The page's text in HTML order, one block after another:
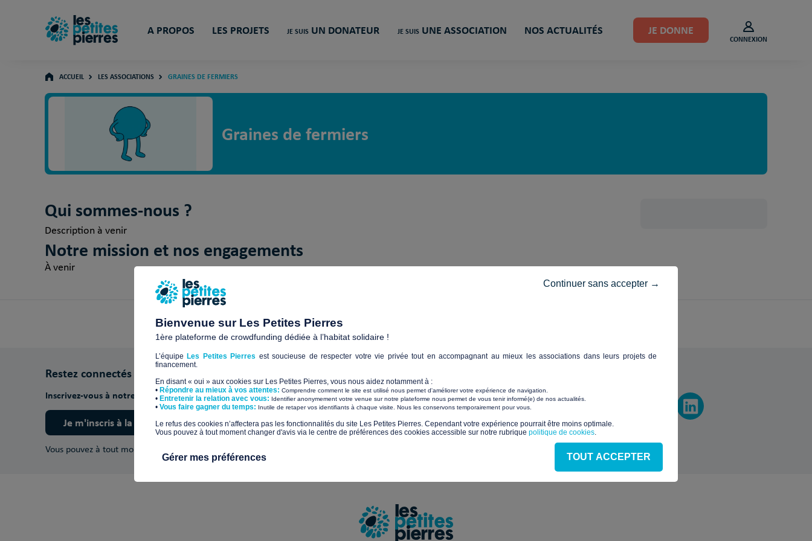
A PROPOS LES PROJETS JE SUIS UN DONATEUR JE SUIS UNE ASSOCIATION NOS ACTUALITÉS JE DONNE
CONNEXION
ACCUEIL LES ASSOCIATIONS GRAINES DE FERMIERS
Graines de fermiers
Qui sommes-nous ?
Description à venir
Notre mission et nos engagements
À venir
Paiements sécurisés avec
Restez connectés
Inscrivez-vous à notre newsletter pour découvrir nos actualités et les nouveaux projets solidaires
Je m'inscris à la newsletter
Vous pouvez à tout moment vous désinscrire.
Bienvenue sur Les Petites Pierres
1ère plateforme de crowdfunding dédiée à l’habitat solidaire !
L’équipeLes Petites Pierres est soucieuse de respecter votre vie privée tout en accompagnant au mieux les associations dans leurs projets de
financement.
En disant « oui » aux cookies sur Les Petites Pierres, vous nous aidez notamment à :
• Répondre au mieux à vos attentes: Comprendre comment le site est utilisé nous permet d'améliorer votre expérience de navigation.
• Entretenir la relation avec vous: Identifier anonymement votre venue sur notre plateforme nous permet de vous tenir informé(e) de nos actualités.
​• Vous faire gagner du temps: Inutile de retaper vos identifiants à chaque visite. Nous les conservons temporairement pour vous.
​Le refus des cookies n’affectera pas les fonctionnalités du site Les Petites Pierres. Cependant votre expérience pourrait être moins optimale.​
Vous pouvez à tout moment changer d'avis via le centre de préférences des cookies accessible sur notre rubrique politique de cookies
Continuer sans accepter →
TOUT ACCEPTER
Gérer mes préférences